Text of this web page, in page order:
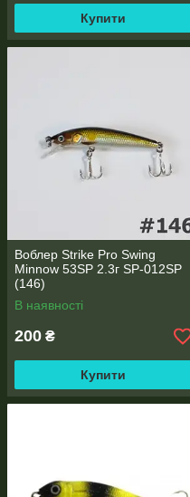
Купити
Воблер Strike Pro Swing
Minnow 53SP 2.3г SP-012SP
(146)
В наявності
200 ₴
Купити